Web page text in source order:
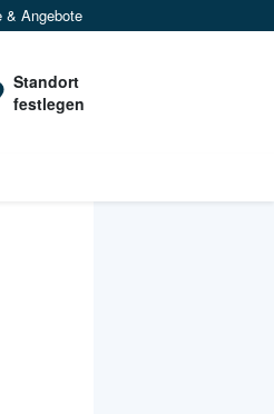
& Angebote
Standort
festlegen